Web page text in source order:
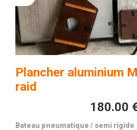
Plancher aluminium
raid
180.00
Bateau pneumatique / semi rigide